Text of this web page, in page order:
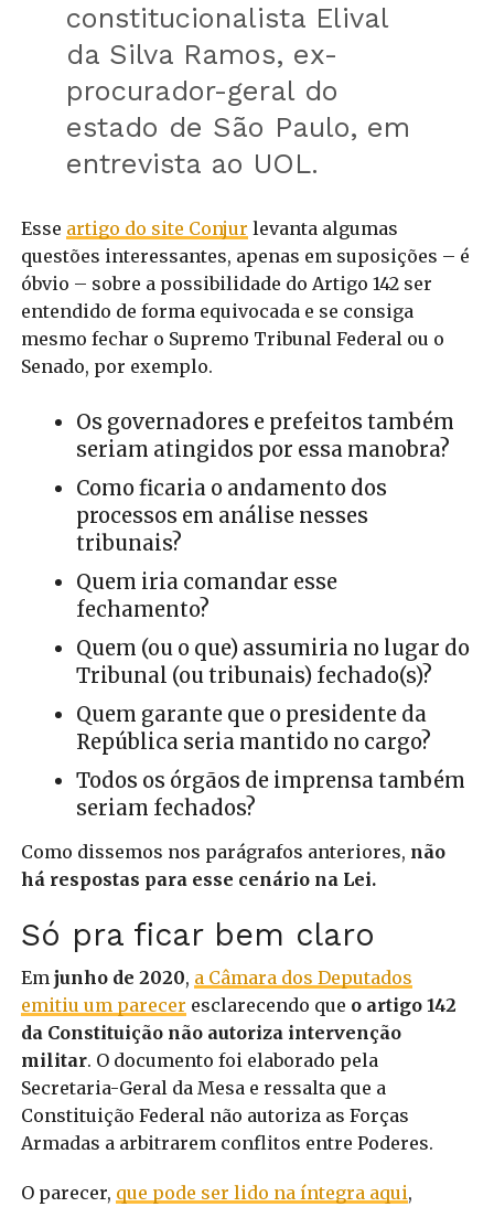
constitucionalista Elival
da Silva Ramos, ex-
procurador-geral do
estado de São Paulo, em
entrevista ao UOL.
Esse artigo do site Conjur levanta algumas
questões interessantes, apenas em suposições – é
óbvio – sobre a possibilidade do Artigo 142 ser
entendido de forma equivocada e se consiga
mesmo fechar o Supremo Tribunal Federal ou o
Senado, por exemplo.
Os governadores e prefeitos também
seriam atingidos por essa manobra?
Como ficaria o andamento dos
processos em análise nesses
tribunais?
Quem iria comandar esse
fechamento?
Quem (ou o que) assumiria no lugar do
Tribunal (ou tribunais) fechado(s)?
Quem garante que o presidente da
República seria mantido no cargo?
Todos os órgãos de imprensa também
seriam fechados?
Como dissemos nos parágrafos anteriores, não
há respostas para esse cenário na Lei.
Só pra ficar bem claro
Em junho de 2020, a Câmara dos Deputados
emitiu um parecer esclarecendo que o artigo 142
da Constituição não autoriza intervenção
militar. O documento foi elaborado pela
Secretaria-Geral da Mesa e ressalta que a
Constituição Federal não autoriza as Forças
Armadas a arbitrarem conflitos entre Poderes.
O parecer, que pode ser lido na íntegra aqui,